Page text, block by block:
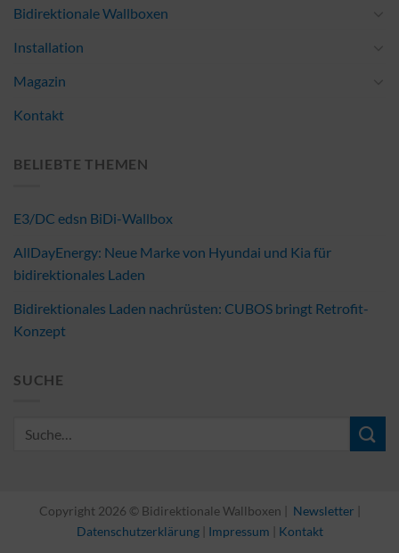
Bidirektionale Wallboxen
Installation
Magazin
Kontakt
BELIEBTE THEMEN
E3/DC edsn BiDi-Wallbox
AllDayEnergy: Neue Marke von Hyundai und Kia für
bidirektionales Laden
Bidirektionales Laden nachrüsten: CUBOS bringt Retrofit-
Konzept
SUCHE
Copyright 2026 © Bidirektionale Wallboxen | Newsletter
Datenschutzerklärung
Impressum Kontakt